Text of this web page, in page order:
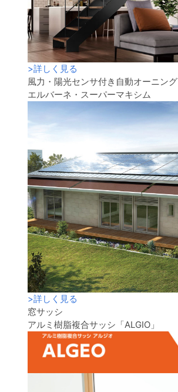
>詳しく見る
風力・陽光センサ付き自動オーニング
エルバーネ・スーパーマキシム
>詳しく見る
窓サッシ
アルミ樹脂複合サッシ「ALGIO」